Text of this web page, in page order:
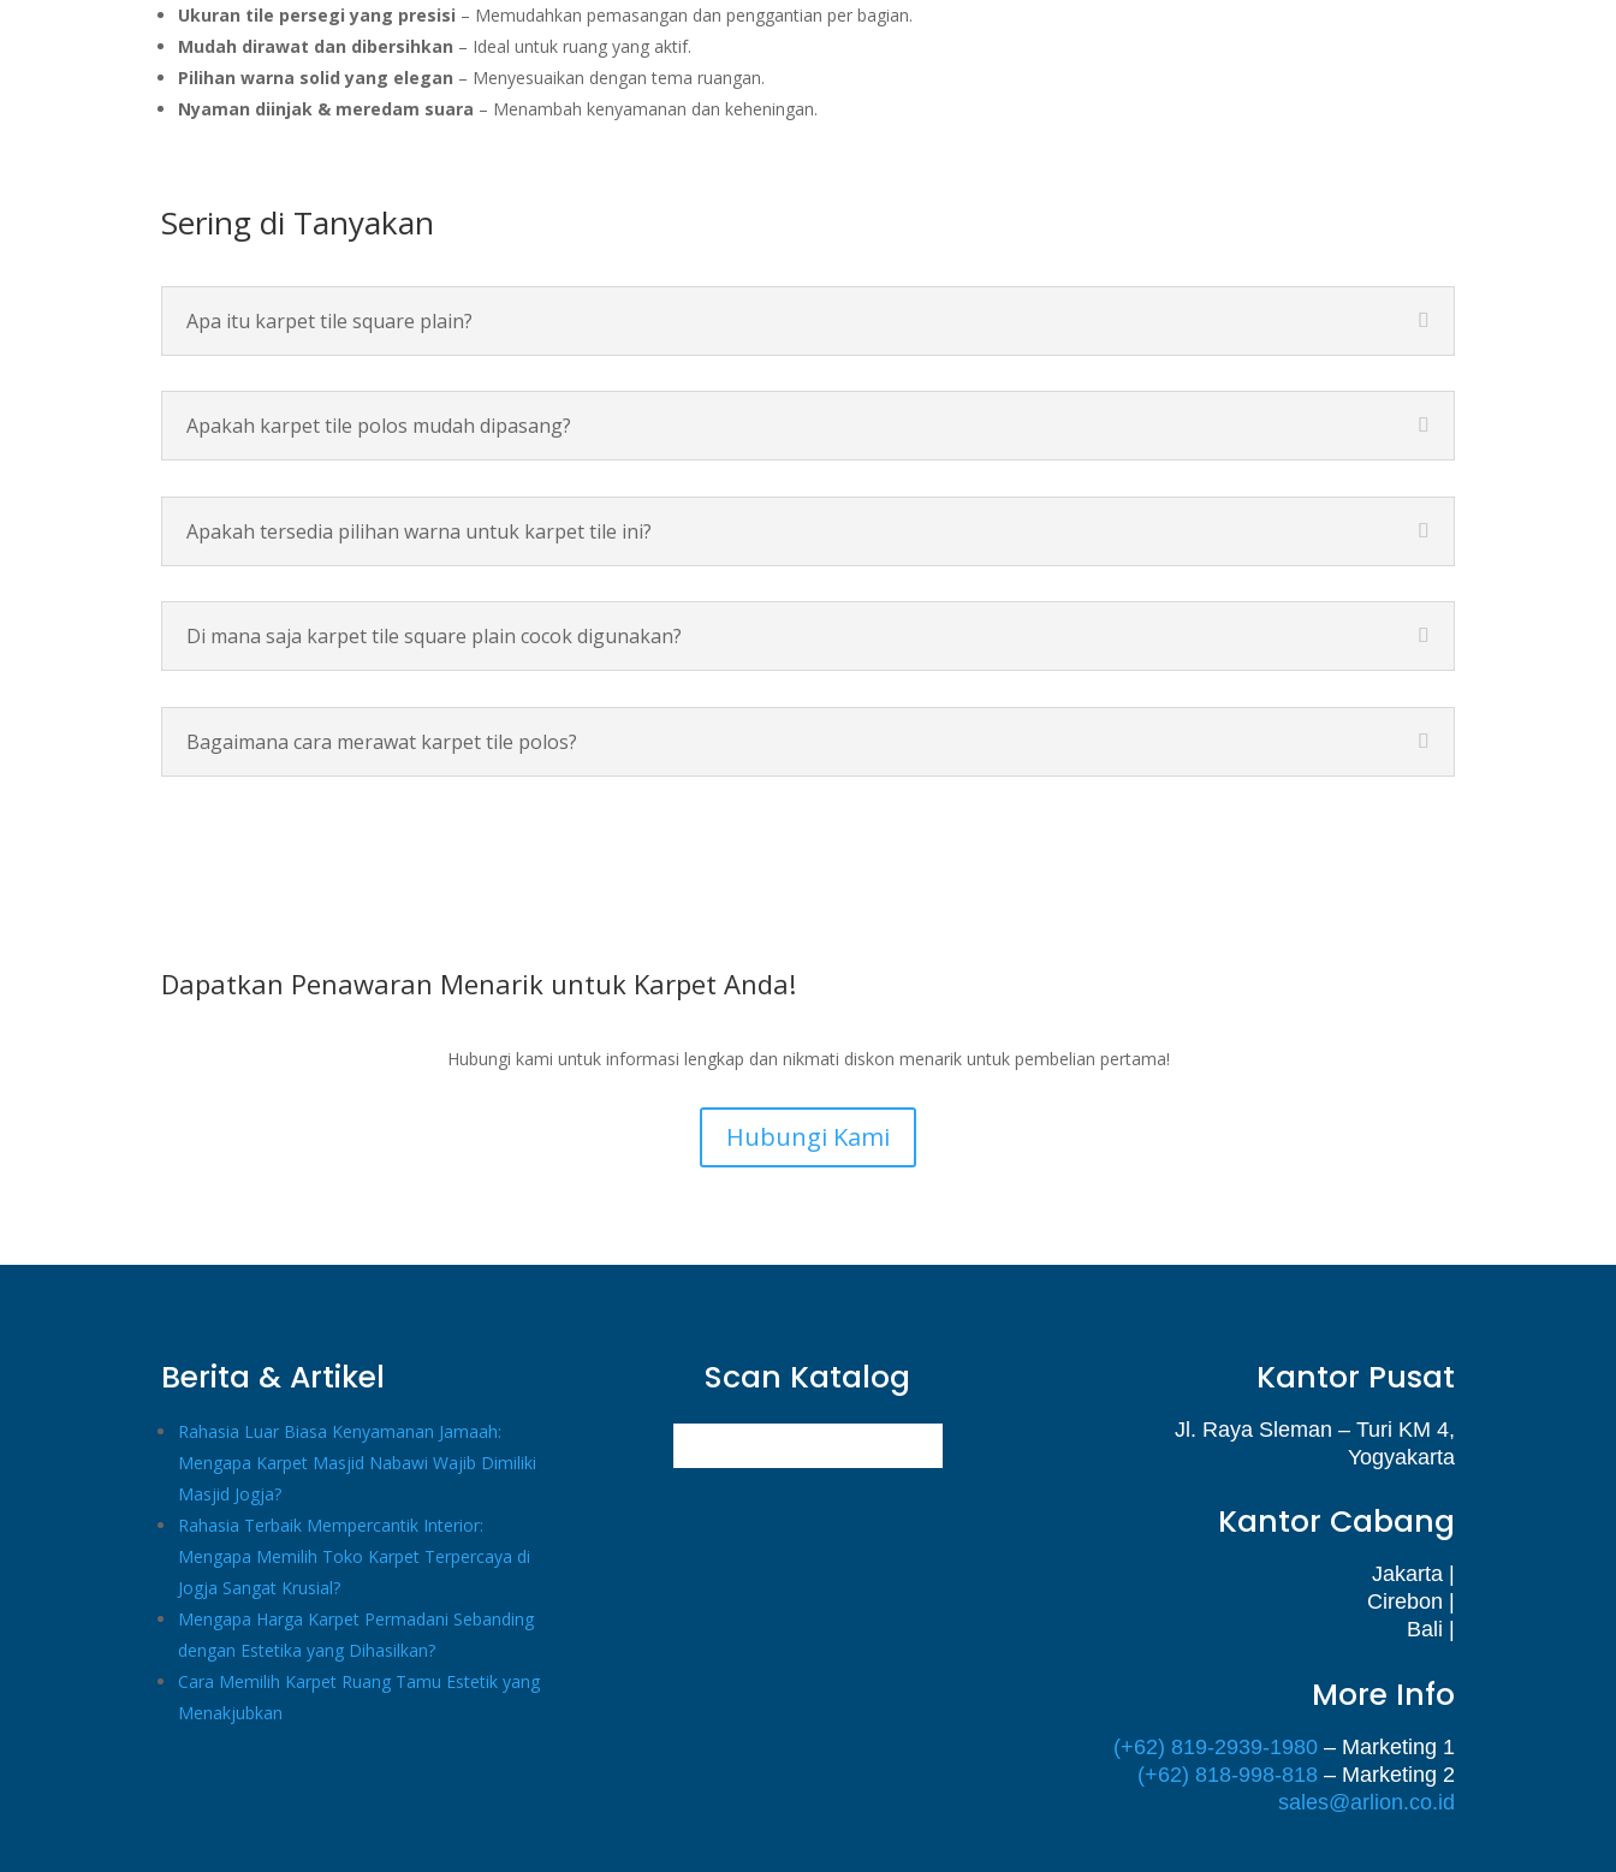
Ukuran tile persegi yang presisi – Memudahkan pemasangan dan penggantian per bagian.
Mudah dirawat dan dibersihkan – Ideal untuk ruang yang aktif.
Pilihan warna solid yang elegan – Menyesuaikan dengan tema ruangan.
Nyaman diinjak & meredam suara – Menambah kenyamanan dan keheningan.
Sering di Tanyakan
Apa itu karpet tile square plain?
Apakah karpet tile polos mudah dipasang?
Apakah tersedia pilihan warna untuk karpet tile ini?
Di mana saja karpet tile square plain cocok digunakan?
Bagaimana cara merawat karpet tile polos?
Dapatkan Penawaran Menarik untuk Karpet Anda!
Hubungi kami untuk informasi lengkap dan nikmati diskon menarik untuk pembelian pertama!
Hubungi Kami
Berita & Artikel
Rahasia Luar Biasa Kenyamanan Jamaah:
Mengapa Karpet Masjid Nabawi Wajib Dimiliki
Masjid Jogja?
Rahasia Terbaik Mempercantik Interior:
Mengapa Memilih Toko Karpet Terpercaya di
Jogja Sangat Krusial?
Mengapa Harga Karpet Permadani Sebanding
dengan Estetika yang Dihasilkan?
Cara Memilih Karpet Ruang Tamu Estetik yang
Menakjubkan
Scan Katalog Kantor Pusat
Jl. Raya Sleman – Turi KM 4,
Yogyakarta
Kantor Cabang
Jakarta |
Cirebon |
Bali |
More Info
(+62) 819-2939-1980 – Marketing 1
(+62) 818-998-818– Marketing 2
sales@arlion.co.id